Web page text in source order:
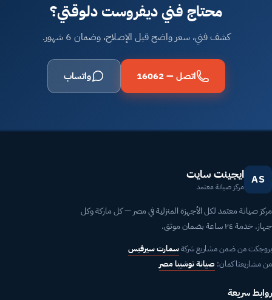
محتاج فني ديفروست دلوقتي؟
كشف فني، سعر واضح قبل الإصلاح، وضمان 6 شهور.
اتصل — 16062 واتساب
AS ايجينت سايت
مركز صيانة معتمد
مركز صيانة معتمد لكل الأجهزة المنزلية في مصر — كل ماركة وكل
جهاز. خدمة ٢٤ ساعة بضمان موثق.
بروجكت من ضمن مشاريع شركةسمارت سيرفيس
من مشاريعنا كمان: صيانة توشيبا مصر
روابط سريعة